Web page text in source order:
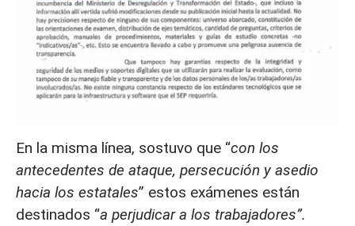
En la misma línea, sostuvo que “con los
antecedentes de ataque, persecución y asedio
hacia los estatales” estos exámenes están
destinados “a perjudicar a los trabajadores”.